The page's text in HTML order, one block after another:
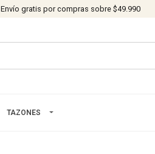
Envío gratis por compras sobre $49.990
TAZONES